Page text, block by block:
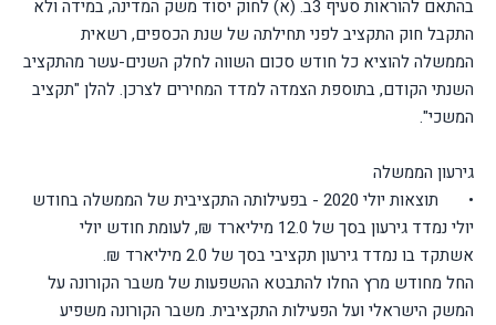
בהתאם להוראות סעיף 3ב. (א) לחוק יסוד משק המדינה, במידה ולא
התקבל חוק התקציב לפני תחילתה של שנת הכספים, רשאית
הממשלה להוציא כל חודש סכום השווה לחלק השנים-עשר מהתקציב
השנתי הקודם, בתוספת הצמדה למדד המחירים לצרכן. להלן "תקציב
המשכי".
גירעון הממשלה
•
תוצאות יולי 2020 - בפעילותה התקציבית של הממשלה בחודש
יולי נמדד גירעון בסך של 12.0 מיליארד ₪, לעומת חודש יולי
אשתקד בו נמדד גירעון תקציבי בסך של 2.0 מיליארד ₪.
החל מחודש מרץ החלו להתבטא ההשפעות של משבר הקורונה על
המשק הישראלי ועל הפעילות התקציבית. משבר הקורונה משפיע